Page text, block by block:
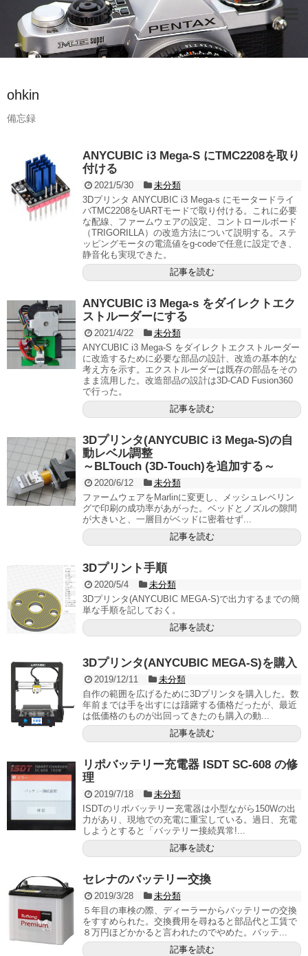
ohkin
備忘録
ANYCUBIC i3 Mega-S にTMC2208を取り
付ける
2021/5/30
未分類
3Dプリンタ ANYCUBIC i3 Mega-s にモータードライ
バTMC2208をUARTモードで取り付ける。これに必要
な配線、ファームウェアの設定、コントロールボード
（​TRIGORILLA）の改造方法について説明する。ステ
ッピングモータの電流値をg-codeで任意に設定でき、
静音化も実現できた。
記事を読む
ANYCUBIC i3 Mega-s をダイレクトエク
ストルーダーにする
2021/4/22
未分類
ANYCUBIC i3 Mega-S をダイレクトエクストルーダー
に改造するために必要な部品の設計、改造の基本的な
考え方を示す。エクストルーダーは既存の部品をその
まま流用した。改造部品の設計は3D-CAD Fusion360
で行った。
記事を読む
3Dプリンタ(ANYCUBIC i3 Mega-S)の自
動レベル調整
～BLTouch (3D-Touch)を追加する～
2020/6/12
未分類
ファームウェアをMarlinに変更し、メッシュレベリン
グで印刷の成功率があがった。ベッドとノズルの隙間
が大きいと、一層目がベッドに密着せず...
記事を読む
3Dプリント手順
2020/5/4
未分類
3Dプリンタ(ANYCUBIC MEGA-S)で出力するまでの簡
単な手順を記しておく。
記事を読む
3Dプリンタ(ANYCUBIC MEGA-S)を購入
2019/12/11
未分類
自作の範囲を広げるために3Dプリンタを購入した。数
年前までは手を出すには躊躇する価格だったが、最近
は低価格のものが出回ってきたのも購入の動...
記事を読む
リポバッテリー充電器 ISDT SC-608 の修
理
2019/7/18
未分類
ISDTのリポバッテリー充電器は小型ながら150Wの出
力があり、現地での充電に重宝している。過日、充電
しようとすると「バッテリー接続異常!...
記事を読む
セレナのバッテリー交換
2019/3/28
未分類
５年目の車検の際、ディーラーからバッテリーの交換
をすすめられた。交換費用を尋ねると部品代と工賃で
８万円ほどかかると言われたのでやめた。バッテ...
記事を読む